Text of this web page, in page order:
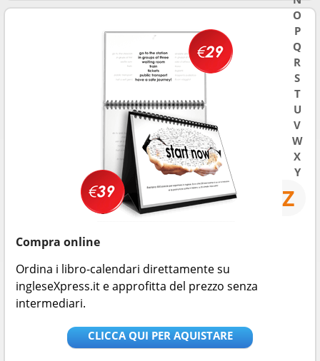
O
P
Q
R
S
T
U
V
W
X
Y
Z
Compra online
Ordina i libro-calendari direttamente su
ingleseXpress.it e approfitta del prezzo senza
intermediari.
CLICCA QUI PER AQUISTARE